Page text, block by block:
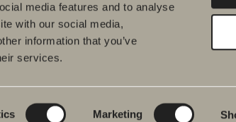
media features and to analyse
with our social media,
information that you’ve
services.
Marketing
Ritverktyg
Ditt badrum digitalt
Rita i 3D
Skapa badrummet
Planet
Product
People